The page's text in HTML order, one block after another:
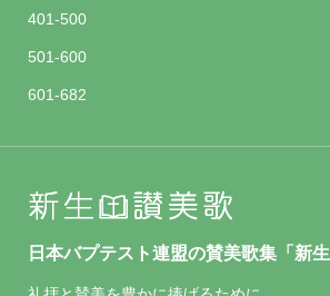
401-500
501-600
601-682
日本バプテスト連盟の賛美歌集「新生